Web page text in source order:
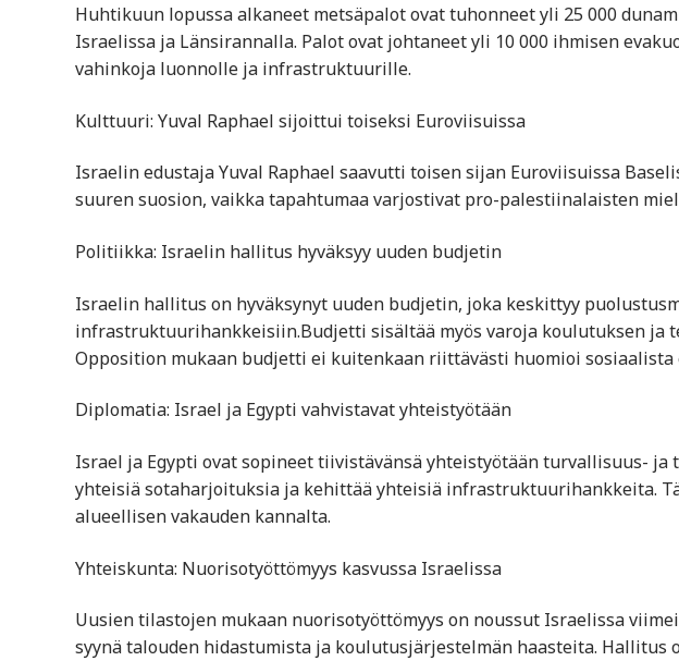
Huhtikuun lopussa alkaneet metsäpalot ovat tuhonneet yli 25 000
Israelissa ja Länsirannalla. Palot ovat johtaneet yli 10 000 ihmisen
vahinkoja luonnolle ja infrastruktuurille.
Kulttuuri: Yuval Raphael sijoittui toiseksi Euroviisuissa
Israelin edustaja Yuval Raphael saavutti toisen sijan Euroviisuissa
suuren suosion, vaikka tapahtumaa varjostivat pro-palestiinalaisten
Politiikka: Israelin hallitus hyväksyy uuden budjetin
Israelin hallitus on hyväksynyt uuden budjetin, joka keskittyy
infrastruktuurihankkeisiin.Budjetti sisältää myös varoja koulutuksen ja
Opposition mukaan budjetti ei kuitenkaan riittävästi huomioi
Diplomatia: Israel ja Egypti vahvistavat yhteistyötään
Israel ja Egypti ovat sopineet tiivistävänsä yhteistyötään turvallisuus- ja
yhteisiä sotaharjoituksia ja kehittää yhteisiä infrastruktuurihankkeita.
alueellisen vakauden kannalta.
Yhteiskunta: Nuorisotyöttömyys kasvussa Israelissa
Uusien tilastojen mukaan nuorisotyöttömyys on noussut Israelissa
syynä talouden hidastumista ja koulutusjärjestelmän haasteita. Hallitus